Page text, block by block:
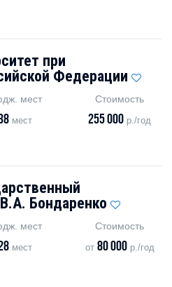
при
Федерации
мест
мест
Стоимость
255 000 р./год
Бондаренко
мест
мест
Стоимость
от 80 000р./год